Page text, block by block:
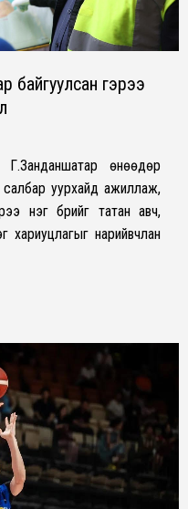
байгуулсан гэрээ
өнөөдөр
уурхайд ажиллаж,
нэг бүрийг татан авч,
хариуцлагыг нарийвчлан